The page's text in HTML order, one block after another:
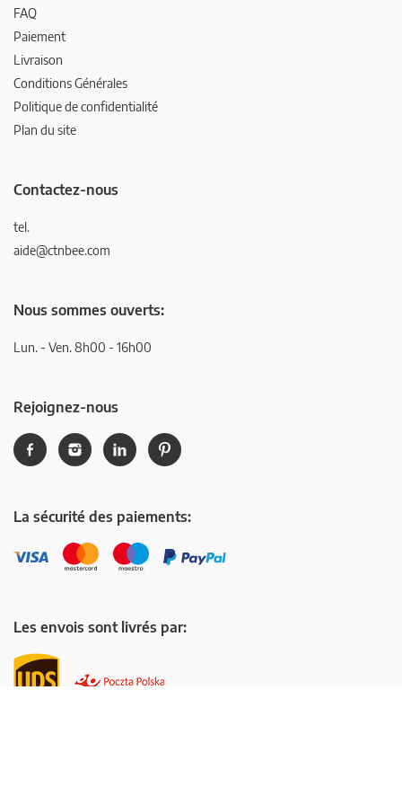
FAQ
Paiement
Livraison
Conditions Générales
Politique de confidentialité
Plan du site
Contactez-nous
tel.
aide@ctnbee.com
Nous sommes ouverts:
Lun. - Ven. 8h00 - 16h00
Rejoignez-nous
La sécurité des paiements:
Les envois sont livrés par: